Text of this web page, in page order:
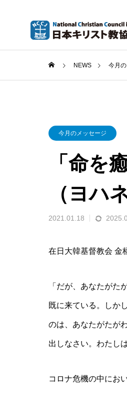
NEWS 今月
今月のメッセージ
「命を
（ヨハ
2021.01.18
在日大韓基督教会 金
「だが、あなたがた
既に来ている。しか
のは、あなたがたが
出しなさい。わたし
コロナ危機の中にお